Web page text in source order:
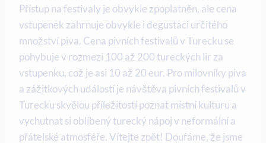
Přístup na festivaly je obvykle zpoplatněn, ale cena
vstupenek zahrnuje obvykle i degustaci určitého
množství piva. Cena pivních festivalů v Turecku se
pohybuje v rozmezí 100 až 200 tureckých lir za
vstupenku, což je asi 10 až 20 eur. Pro milovníky piva
a zážitkových událostí je návštěva pivních festivalů v
Turecku skvělou příležitostí poznat místní kulturu a
vychutnat si oblíbený turecký nápoj v neformální a
přátelské atmosféře. Vítejte zpět! Doufáme, že jsme